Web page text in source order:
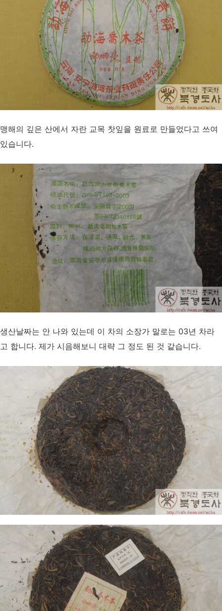
맹해의 깊은 산에서 자란 교목 찻잎을 원료로 만들었다고 쓰여
있습니다.
생산날짜는 안 나와 있는데 이 차의 소장가 말로는 03년 차라
고 합니다. 제가 시음해보니 대략 그 정도 된 것 같습니다.